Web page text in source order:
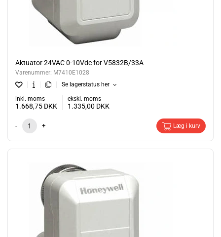
Aktuator 24VAC 0-10Vdc for V5832B/33A
Varenummer: M7410E1028
Se lagerstatus her
inkl. moms
1.668,75 DKK
ekskl. moms
1.335,00 DKK
- + Læg i kurv